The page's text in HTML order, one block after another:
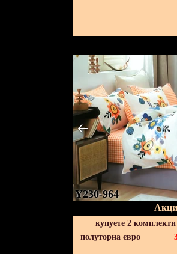
Y230-964
купуете 2
полуторна євро